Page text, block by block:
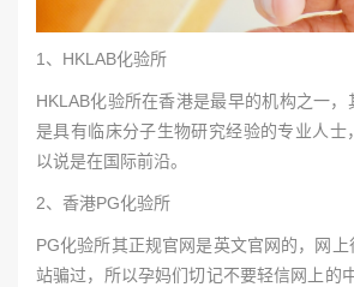
1、HKLAB化验所
HKLAB化验所在香港是最早的机构之一
是具有临床分子生物研究经验的专业人士
以说是在国际前沿。
2、香港PG化验所
PG化验所其正规官网是英文官网的，网
站骗过，所以孕妈们切记不要轻信网上的